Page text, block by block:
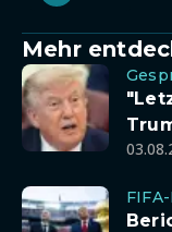
Mehr